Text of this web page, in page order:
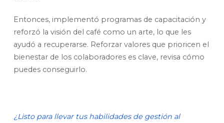
Entonces, implementó programas de capacitación y
reforzó la visión del café como un arte, lo que les
ayudó a recuperarse. Reforzar valores que prioricen el
bienestar de los colaboradores es clave, revisa cómo
puedes conseguirlo.
¿Listo para llevar tus habilidades de gestión al